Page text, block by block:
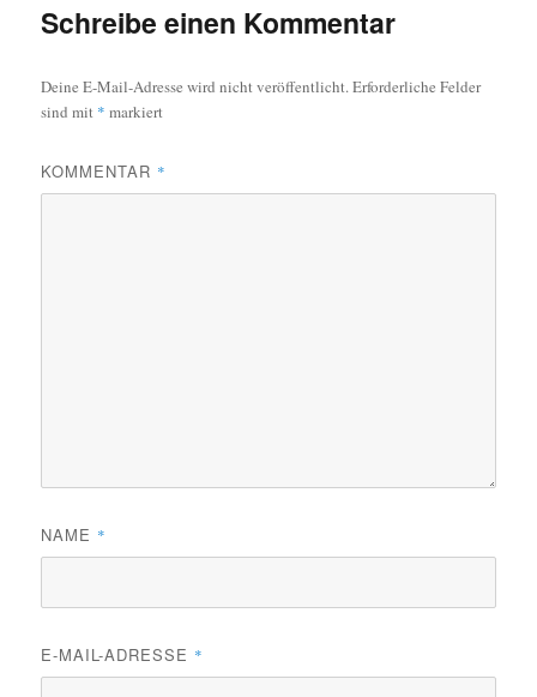
Schreibe einen Kommentar
Deine E-Mail-Adresse wird nicht veröffentlicht.Erforderliche Felder
sind mit * markiert
KOMMENTAR *
NAME *
E-MAIL-ADRESSE *